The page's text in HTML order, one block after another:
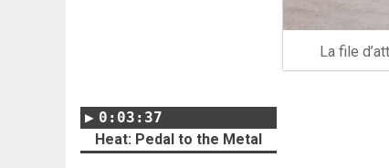
La file
0:03:37
Heat: Pedal to the Metal